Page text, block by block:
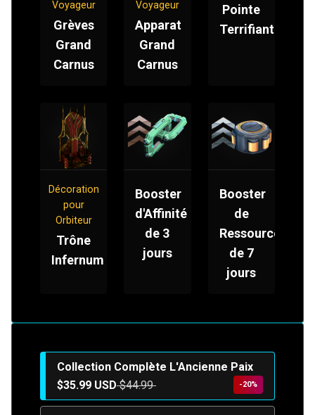
Voyageur
Grèves
Grand
Carnus
Voyageur
Apparat
Grand
Carnus
Pointe
Terrifiante
Décoration
pour
Orbiteur
Trône
Infernum
Booster
d'Affinité
de 3
jours
Booster
de
Ressources
de 7
jours
Collection Complète L'Ancienne Paix
$35.99 USD $44.99 -20%